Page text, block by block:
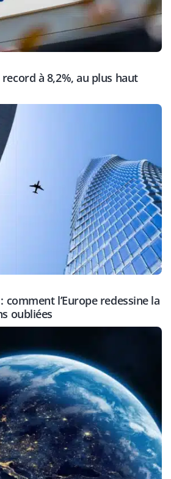
à 8,2%, au plus haut
comment l’Europe redessine la
oubliées